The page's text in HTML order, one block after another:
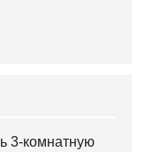
3-комнатную